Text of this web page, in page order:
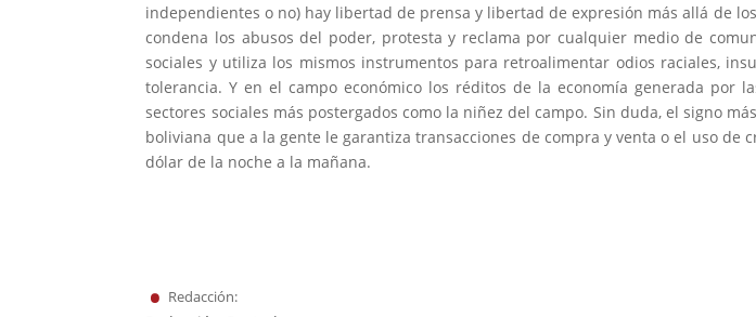
independientes o no) hay libertad de prensa y libertad de expresión más allá de
condena los abusos del poder, protesta y reclama por cualquier medio de
sociales y utiliza los mismos instrumentos para retroalimentar odios raciales,
tolerancia. Y en el campo económico los réditos de la economía generada por
sectores sociales más postergados como la niñez del campo. Sin duda, el signo
boliviana que a la gente le garantiza transacciones de compra y venta o el uso
dólar de la noche a la mañana.
. Redacción: